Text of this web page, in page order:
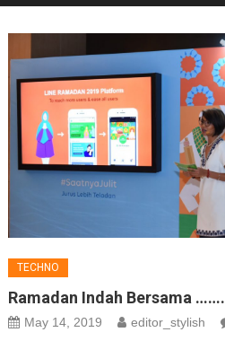
TECHNO
Ramadan Indah Bersama …….
May 14, 2019 editor_stylish